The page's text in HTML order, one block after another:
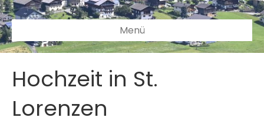
Menü
Hochzeit in St.
Lorenzen